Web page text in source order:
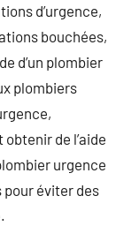
d’urgence,
bouchées,
d’un plombier
plombiers
de l’aide
urgence
éviter des